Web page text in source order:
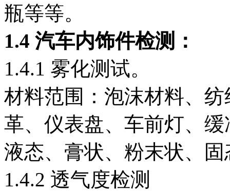
瓶等等。
1.4 汽车内饰件检测：
1.4.1 雾化测试。
材料范围：泡沫材料、
革、仪表盘、车前灯、
液态、膏状、粉末状、
1.4.2 透气度检测